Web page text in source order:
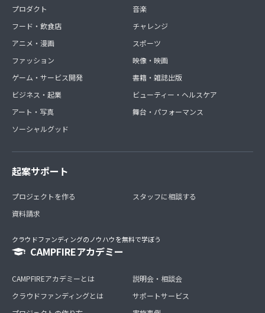
プロダクト
フード・飲食店
アニメ・漫画
ファッション
ゲーム・サービス開発
ビジネス・起業
アート・写真
ソーシャルグッド
音楽
チャレンジ
スポーツ
映像・映画
書籍・雑誌出版
ビューティー・ヘルスケア
舞台・パフォーマンス
起案サポート
プロジェクトを作る
資料請求
スタッフに相談する
クラウドファンディングのノウハウを無料で学ぼう
CAMPFIREアカデミー
CAMPFIREアカデミーとは
クラウドファンディングとは
説明会・相談会
サポートサービス